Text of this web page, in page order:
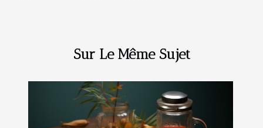
Sur Le Même Sujet